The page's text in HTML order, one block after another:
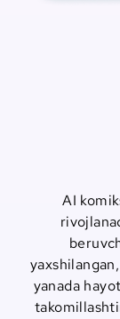
AI
yanada